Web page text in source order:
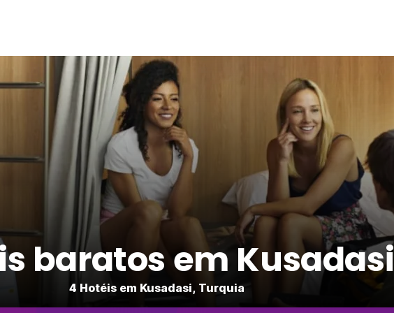
baratos em Kusadasi
4 Hotéis em Kusadasi, Turquia